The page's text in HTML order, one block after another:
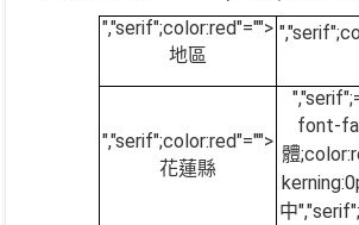
","serif";color:red"="">
地區
","serif";color:red"="">
花蓮縣
font-
體
中